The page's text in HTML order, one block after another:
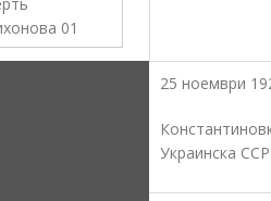
25 ноември
Украинска ССР